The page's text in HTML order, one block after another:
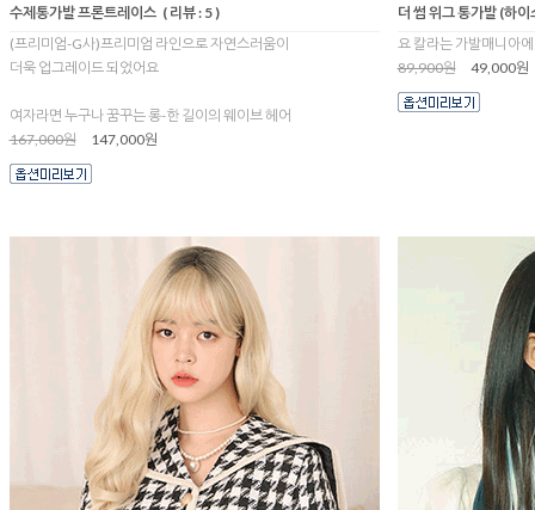
수제통가발 프론트레이스 ( 리뷰 : 5 )
(프리미엄-G사)프리미엄 라인으로 자연스러움이
더욱 업그레이드 되었어요
여자라면 누구나 꿈꾸는 롱-한 길이의 웨이브 헤어
167,000원
147,000원
더 썸 위그 통가발 (하
요 칼라는 가발매니아
89,900원
49,000원